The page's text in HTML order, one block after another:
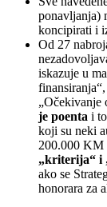
ponavljanja)
koncipirati i
Od 27
iskazuje u
„Očekivanje
je poenta i
koji su neki
200.000 KM
„kriterija“ i
ako se
honorara za